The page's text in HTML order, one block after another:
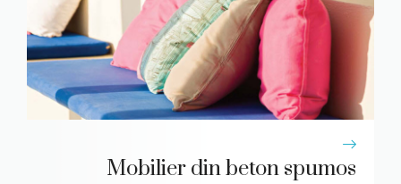
Mobilier din beton spumos